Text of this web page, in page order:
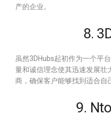
产的企业。
8.
虽然3DHubs起初作为一个平
量和诚信理念使其迅速发展壮
商，确保客户能够找到适合自
9.